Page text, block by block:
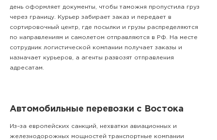
день оформляет документы, чтобы таможня пропустила груз
через границу. Курьер забирает заказ и передает в
сортировочный центр, где посылки и грузы распределяются
по направлениям и самолетом отправляются в РФ. На месте
сотрудник логистической компании получает заказы и
назначает курьеров, а агенты развозят отправления
адресатам.
Автомобильные перевозки с Востока
Из–за европейских санкций, нехватки авиационных и
железнодорожных мощностей транспортные компании